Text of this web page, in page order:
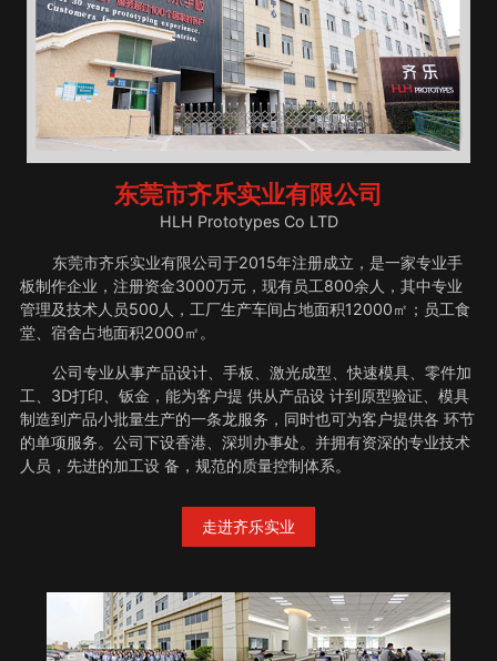
东莞市齐乐实业有限公司
HLH Prototypes Co LTD
东莞市齐乐实业有限公司于2015年注册成立，是一家专业手
板制作企业，注册资金3000万元，现有员工800余人，其中专业
管理及技术人员500人，工厂生产车间占地面积12000㎡；员工食
堂、宿舍占地面积2000㎡。
公司专业从事产品设计、手板、激光成型、快速模具、零件加
工、3D打印、钣金，能为客户提 供从产品设 计到原型验证、模具
制造到产品小批量生产的一条龙服务，同时也可为客户提供各 环节
的单项服务。公司下设香港、深圳办事处。并拥有资深的专业技术
人员，先进的加工设 备，规范的质量控制体系。
走进齐乐实业